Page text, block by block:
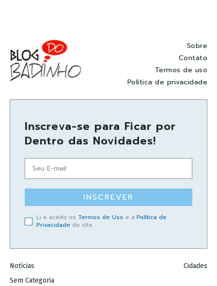
Sobre
Contato
Termos de uso
Política de privacidade
Inscreva-se para Ficar por
Dentro das Novidades!
INSCREVER
Li e aceito os Termos de Uso e a Política de
Privacidade do site.
Notícias
Sem Categoria
Cidades